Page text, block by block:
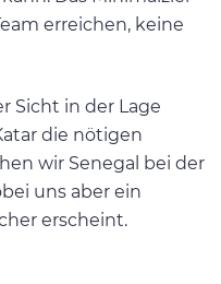
erreichen, keine
Sicht in der Lage
die nötigen
wir Senegal bei der
uns aber ein
erscheint.